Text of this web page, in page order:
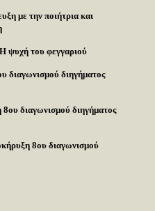
με την ποιήτρια και
Η ψυχή του φεγγαριού
διαγωνισμού διηγήματος
διαγωνισμού διηγήματος
8ου διαγωνισμού